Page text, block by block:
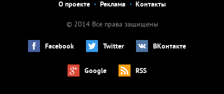
О проекте Реклама Контакты
© 2014 Все права защищены
Facebook Twitter ВКонтакте
Google RSS